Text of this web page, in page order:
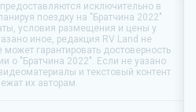
предоставляются исключительно в
поездку на "Братчина 2022"
условия размещения и цены у
иное, редакция RV Land не
гарантировать достоверность
о "Братчина 2022". Если не уазано
и текстовый контент
их авторам.